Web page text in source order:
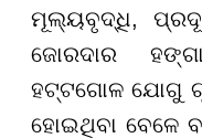
ମୂଲ୍ୟବୃଦ୍ଧି,
ଜୋରଦାର
ହଟ୍ଟଗୋଳ ଯୋଗୁ
ହୋଇଥିବା ବେଳେ